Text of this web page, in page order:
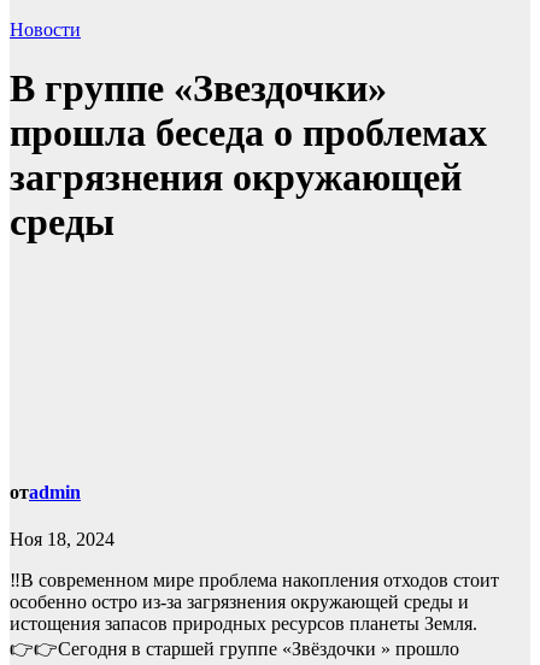
Новости
В группе «Звездочки»
прошла беседа о проблемах
загрязнения окружающей
среды
отadmin
Ноя 18, 2024
‼В современном мире проблема накопления отходов стоит
особенно остро из-за загрязнения окружающей среды и
истощения запасов природных ресурсов планеты Земля.
👉👉Сегодня в старшей группе «Звёздочки » прошло